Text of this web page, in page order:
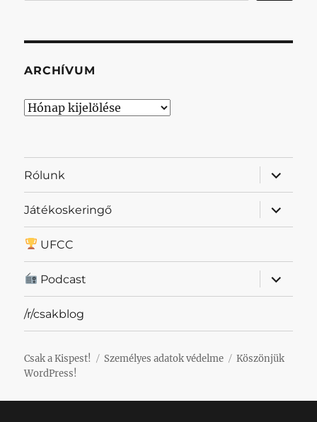
ARCHÍVUM
Archívum
Rólunk
almenü
Játékoskeringő
almenü
UFCC
Podcast
almenü
/r/csakblog
Csak a Kispest! Személyes adatok védelme
Köszönjük
WordPress!